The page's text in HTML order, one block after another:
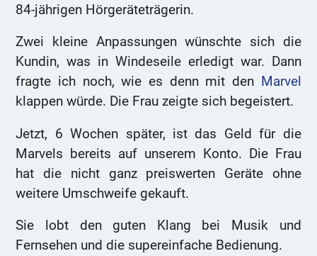
84-jährigen Hörgeräteträgerin.
Zwei kleine Anpassungen wünschte sich die
Kundin, was in Windeseile erledigt war. Dann
fragte ich noch, wie es denn mit den Marvel
klappen würde. Die Frau zeigte sich begeistert.
Jetzt, 6 Wochen später, ist das Geld für die
Marvels bereits auf unserem Konto. Die Frau
hat die nicht ganz preiswerten Geräte ohne
weitere Umschweife gekauft.
Sie lobt den guten Klang bei Musik und
Fernsehen und die supereinfache Bedienung.